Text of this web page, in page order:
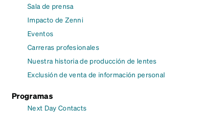
Sala de prensa
Impacto de Zenni
Eventos
Carreras profesionales
Nuestra historia de producción de lentes
Exclusión de venta de información personal
Programas
Next Day Contacts